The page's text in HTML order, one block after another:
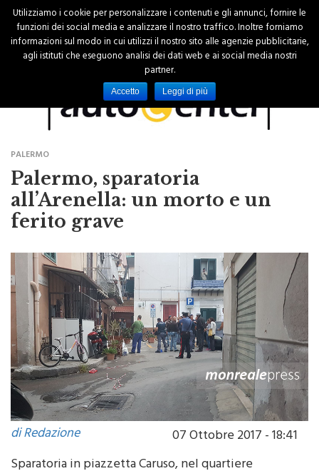
PALERMO
Palermo, sparatoria
all’Arenella: un morto e un
di Redazione
07 Ottobre 2017 - 18:41
Utilizziamo i cookie per personalizzare i contenuti e gli annunci, fornire le
funzioni dei social media e analizzare il nostro traffico. Inoltre forniamo
informazioni sul modo in cui utilizzi il nostro sito alle agenzie pubblicitarie,
agli istituti che eseguono analisi dei dati web e ai social media nostri
partner.
Accetto Leggi di più